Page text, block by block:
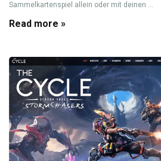
Sammelkartenspiel allein oder mit deinen ...
Read more »